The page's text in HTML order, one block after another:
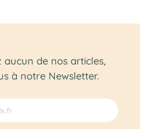
aucun de nos articles,
à notre Newsletter.